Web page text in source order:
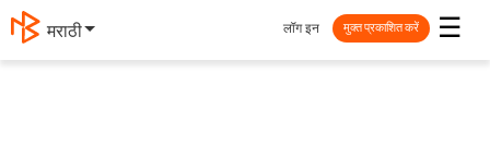
தமிழ் ☰
लॉग इन मुक्त प्रकाशित करें